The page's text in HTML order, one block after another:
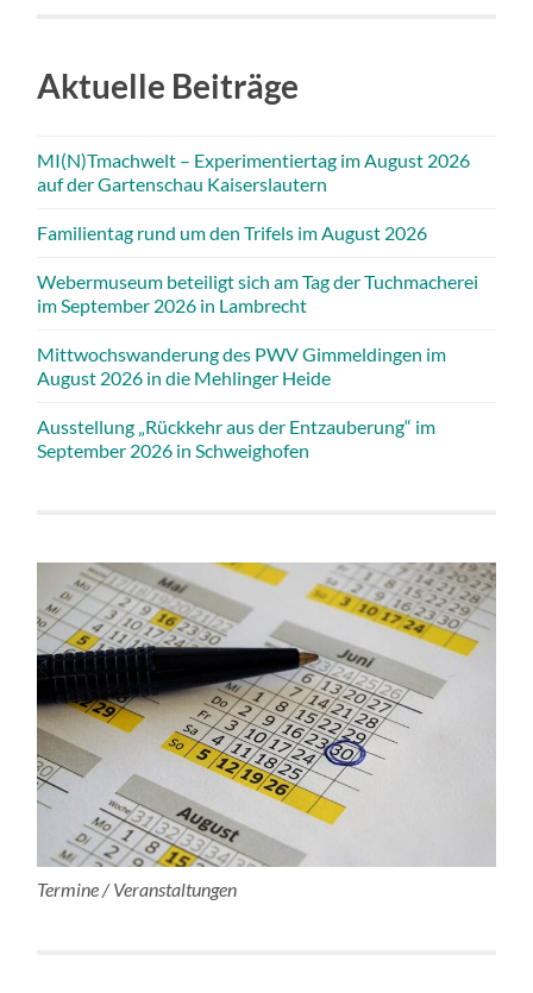
Aktuelle Beiträge
MI(N)Tmachwelt – Experimentiertag im August 2026
auf der Gartenschau Kaiserslautern
Familientag rund um den Trifels im August 2026
Webermuseum beteiligt sich am Tag der Tuchmacherei
im September 2026 in Lambrecht
Mittwochswanderung des PWV Gimmeldingen im
August 2026 in die Mehlinger Heide
Ausstellung „Rückkehr aus der Entzauberung“ im
September 2026 in Schweighofen
Termine / Veranstaltungen